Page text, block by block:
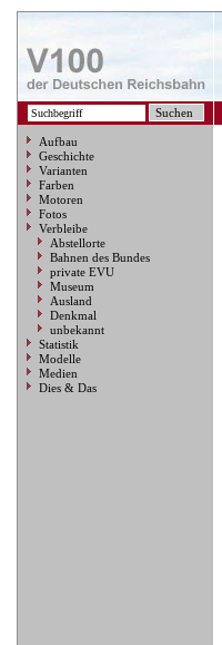
Aufbau
Geschichte
Varianten
Farben
Motoren
Fotos
Verbleibe
Abstellorte
Bahnen des Bundes
private EVU
Museum
Ausland
Denkmal
unbekannt
Statistik
Modelle
Medien
Dies & Das